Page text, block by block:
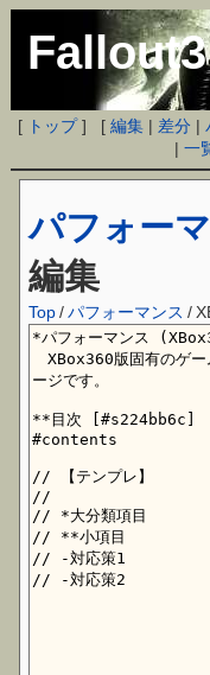
[ トップ] [編集 | 差分 |
|一
パフォー
編集
Top /パフォーマンス /